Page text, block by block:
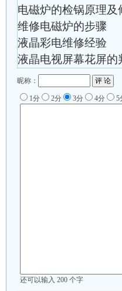
电磁炉的检锅原理及
维修电磁炉的步骤
液晶彩电维修经验
液晶电视屏幕花屏的
昵称：
1分 2分 3分 4分 5
还可以输入 200 个字